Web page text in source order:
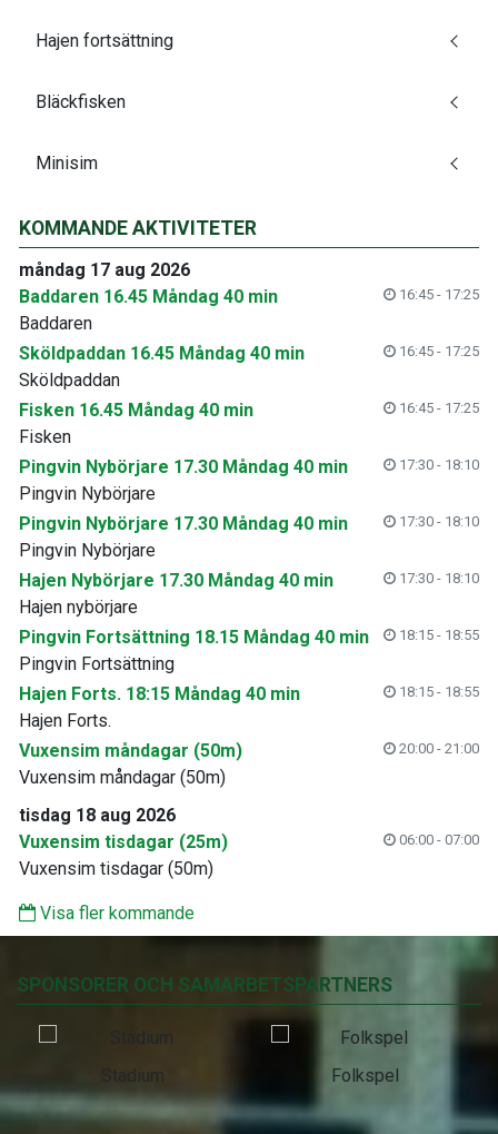
Hajen fortsättning
Bläckfisken
Minisim
KOMMANDE AKTIVITETER
måndag 17 aug 2026
Baddaren 16.45 Måndag 40 min
16:45 - 17:25
Baddaren
Sköldpaddan 16.45 Måndag 40 min
16:45 - 17:25
Sköldpaddan
Fisken 16.45 Måndag 40 min
16:45 - 17:25
Fisken
Pingvin Nybörjare 17.30 Måndag 40 min
17:30 - 18:10
Pingvin Nybörjare
Pingvin Nybörjare 17.30 Måndag 40 min
17:30 - 18:10
Pingvin Nybörjare
Hajen Nybörjare 17.30 Måndag 40 min
17:30 - 18:10
Hajen nybörjare
Pingvin Fortsättning 18.15 Måndag 40 min
18:15 - 18:55
Pingvin Fortsättning
Hajen Forts. 18:15 Måndag 40 min
18:15 - 18:55
Hajen Forts.
Vuxensim måndagar (50m)
20:00 - 21:00
Vuxensim måndagar (50m)
tisdag 18 aug 2026
Vuxensim tisdagar (25m)
06:00 - 07:00
Vuxensim tisdagar (50m)
Visa fler kommande
SPONSORER OCH SAMARBETSPARTNERS
Stadium Folkspel